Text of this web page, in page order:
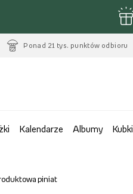
Ponad 21 tys. punktów odbioru
Kalendarze Albumy Kubki
piniat